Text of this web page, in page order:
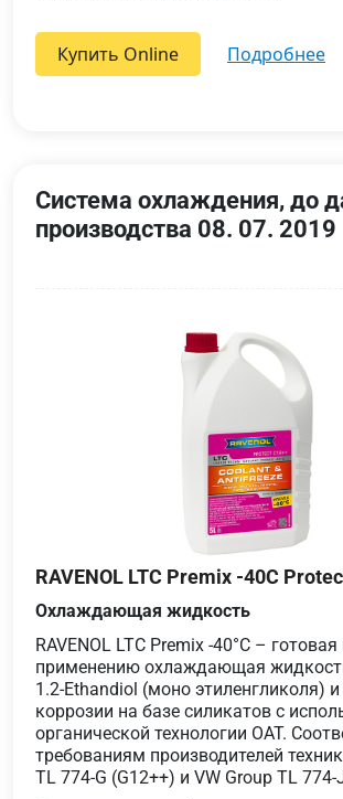
Купить Online подробнее
Система охлаждения, до
производства 08. 07. 2019
RAVENOL LTC Premix -40C
Охлаждающая жидкость
RAVENOL LTC Premix -40°C – готовая
применению охлаждающая
1.2-Ethandiol (моно этиленгликоля)
коррозии на базе силикатов с
органической технологии OAT.
требованиям производителей
TL 774-G (G12++) и VW Group TL 774-